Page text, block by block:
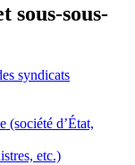
sous-sous-
syndicats
(société d’État,
etc.)